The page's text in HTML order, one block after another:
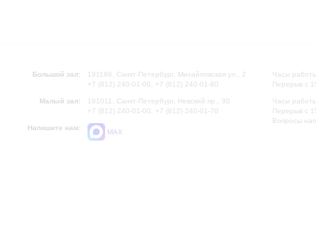
Большой зал:
191186, Санкт-Петербург, Михайловская ул., 2
+7 (812) 240-01-00, +7 (812) 240-01-80
Малый зал:
191011, Санкт-Петербург, Невский пр., 30
+7 (812) 240-01-00, +7 (812) 240-01-70
Напишите нам:
MAX
Часы
Перерыв с
Часы
Перерыв с
Вопросы